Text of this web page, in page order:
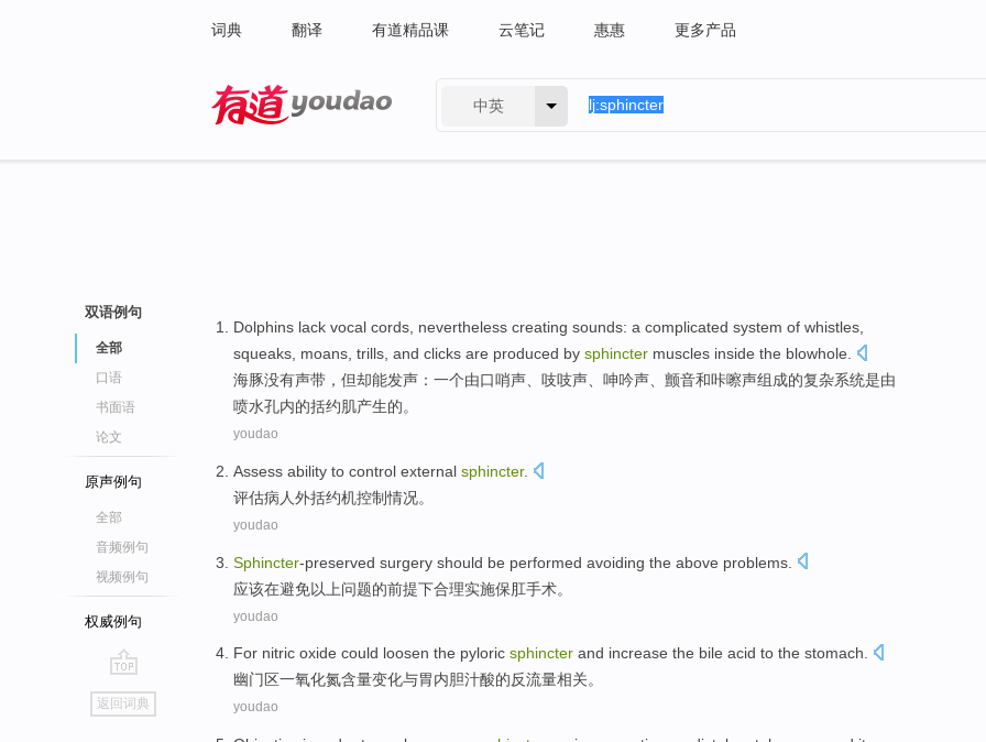
词典 翻译 有道精品课 云笔记 惠惠 更多产品
中英
双语例句
全部
口语
书面语
论文
原声例句
全部
音频例句
视频例句
权威例句
go
top
返回词典
Dolphins lack vocal cords nevertheless creating sounds: a complicated system of whistles
squeaks moans trills and clicks are produced by sphincter muscles inside the blowhole
海豚没有声带 ， 但却能发声 ： 一个由口哨声 吱吱声 呻吟声 颤音和咔嚓声组成的复杂系统是由
喷水孔内的括约肌产生的。
youdao
Assess ability to control external sphincter.
评估病人外括约机控制情况。
youdao
Sphincter-preserved surgery should be performed avoiding the above problems
应该在避免以上问题的前提下合理实施保肛手术。
youdao
For nitric oxide could loosen the pyloric sphincter and increase the bile acid to the stomach.
幽门区一氧化氮含量变化与胃内胆汁酸的反流量相关。
youdao